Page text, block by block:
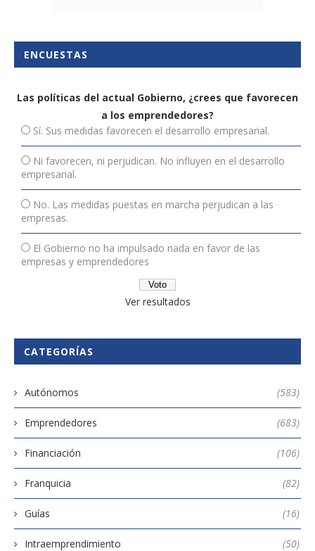
ENCUESTAS
Las políticas del actual Gobierno, ¿crees que favorecen
a los emprendedores?
Sí. Sus medidas favorecen el desarrollo empresarial.
Ni favorecen, ni perjudican. No influyen en el desarrollo
empresarial.
No. Las medidas puestas en marcha perjudican a las
empresas.
El Gobierno no ha impulsado nada en favor de las
empresas y emprendedores
Ver resultados
CATEGORÍAS
Autónomos (583)
Emprendedores (683)
Financiación (106)
Franquicia (82)
Guías (16)
Intraemprendimiento (50)